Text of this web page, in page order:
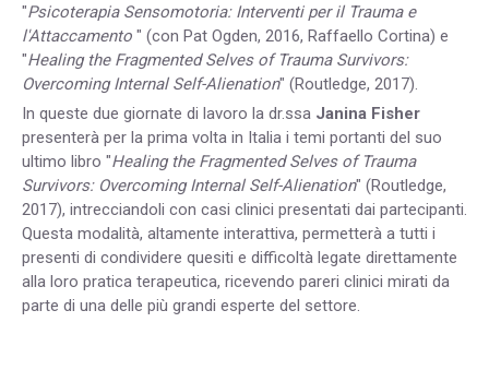
"Psicoterapia Sensomotoria: Interventi per il Trauma e
l'Attaccamento " (con Pat Ogden, 2016, Raffaello Cortina) e
"Healing the Fragmented Selves of Trauma Survivors:
Overcoming Internal Self-Alienation" (Routledge, 2017).
In queste due giornate di lavoro la dr.ssa Janina Fisher
presenterà per la prima volta in Italia i temi portanti del suo
ultimo libro "Healing the Fragmented Selves of Trauma
Survivors: Overcoming Internal Self-Alienation" (Routledge,
2017), intrecciandoli con casi clinici presentati dai partecipanti.
Questa modalità, altamente interattiva, permetterà a tutti i
presenti di condividere quesiti e difficoltà legate direttamente
alla loro pratica terapeutica, ricevendo pareri clinici mirati da
parte di una delle più grandi esperte del settore.